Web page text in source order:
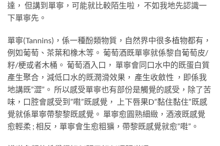
達， 但講到單寧，可能就比較陌生啦， 不如我地先認識一
下單寧先。
單寧(Tannins)，係一種酚類物質，自然界中很多植物都有，
例如葡萄、茶葉和橡木等。 葡萄酒既單寧就係黎自葡萄皮/
籽/梗或者木桶。 葡萄酒入口， 單寧會同口水中的既蛋白質
產生聚合，減低口水的既潤滑效果， 產生收斂性 ，即係我
地講既”澀”。 所以感受單寧也有部份是觸覺的感受，除了苦
味，口腔會感受到”嚡”既感覺， 上下唇果D”黏住黏住”既感
覺就係單寧帶黎黎既感覺。 單寧愈圓熟細緻，酒液既感覺
愈輕柔 ; 相反，單寧會生愈粗獷，帶黎既感覺就愈”嚡”。